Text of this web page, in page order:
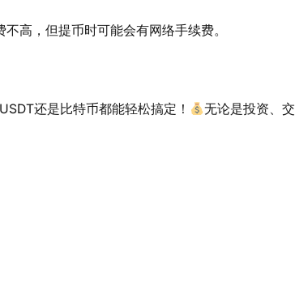
高，但提币时可能会有网络手续费。
还是比特币都能轻松搞定！
无论是投资、交